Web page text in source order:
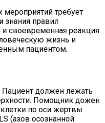
требует
знания правил
своевременная реакция
жизнь и
пациентом.
должен лежать
Помощник дожен
по оси жертвы
(азов осознанной